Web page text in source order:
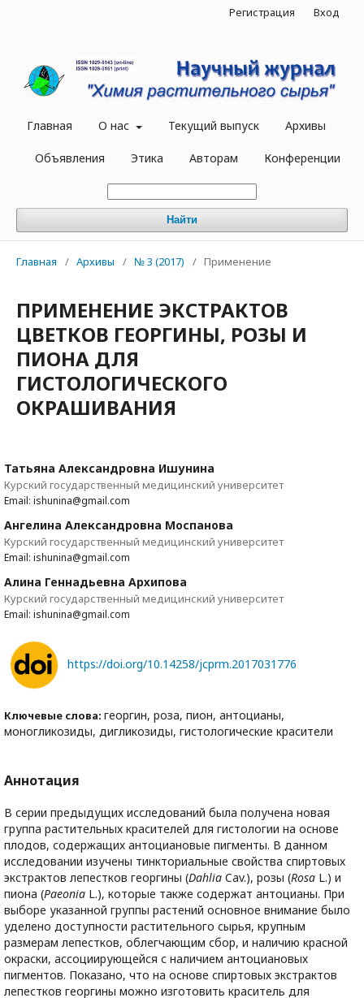
Главная О нас Текущий выпуск Архивы
Объявления Этика Авторам Конференции
Найти
Регистрация Вход
Главная / Архивы / № 3 (2017) / Применение
ПРИМЕНЕНИЕ ЭКСТРАКТОВ
ЦВЕТКОВ ГЕОРГИНЫ, РОЗЫ И
ПИОНА ДЛЯ
ГИСТОЛОГИЧЕСКОГО
ОКРАШИВАНИЯ
Татьяна Александровна Ишунина
Курский государственный медицинский университет
Email: ishunina@gmail.com
Ангелина Александровна Моспанова
Курский государственный медицинский университет
Email: ishunina@gmail.com
Алина Геннадьевна Архипова
Курский государственный медицинский университет
Email: ishunina@gmail.com
https://doi.org/10.14258/jcprm.2017031776
Ключевые слова: георгин, роза, пион, антоцианы,
моногликозиды, дигликозиды, гистологические красители
Аннотация
В серии предыдущих исследований была получена новая
группа растительных красителей для гистологии на основе
плодов, содержащих антоциановые пигменты. В данном
исследовании изучены тинкториальные свойства спиртовых
экстрактов лепестков георгины (Dahlia Cav.), розы (Rosa L.) и
пиона (Paeonia L.), которые также содержат антоцианы. При
выборе указанной группы растений основное внимание было
уделено доступности растительного сырья, крупным
размерам лепестков, облегчающим сбор, и наличию красной
окраски, ассоциирующейся с наличием антоциановых
пигментов. Показано, что на основе спиртовых экстрактов
лепестков георгины можно изготовить краситель для